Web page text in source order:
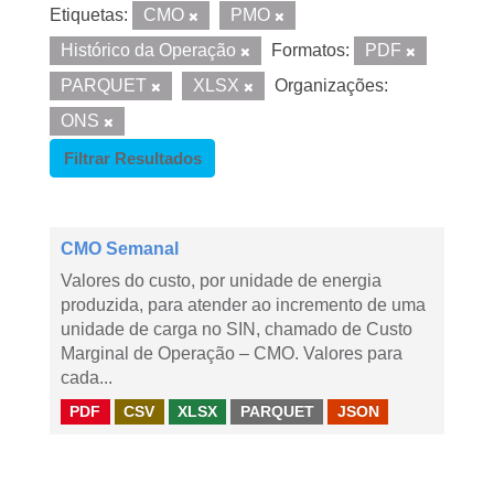
Etiquetas: CMO
PMO
Histórico da Operação
Formatos:
PDF
PARQUET
XLSX
Organizações:
ONS
Filtrar Resultados
CMO Semanal
Valores do custo, por unidade de energia
produzida, para atender ao incremento de uma
unidade de carga no SIN, chamado de Custo
Marginal de Operação – CMO. Valores para
cada...
PDF CSV XLSX PARQUET JSON